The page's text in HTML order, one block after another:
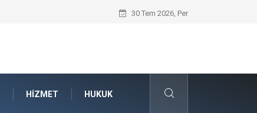
Kalite Yönetim Sistemi ile Kurumsal
30 Tem 2026, Per
HIZMET HUKUK